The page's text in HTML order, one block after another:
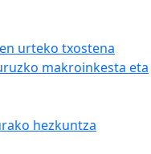
urteko txostena
makroinkesta eta
hezkuntza